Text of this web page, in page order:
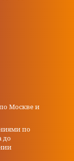
Москве и
по
до